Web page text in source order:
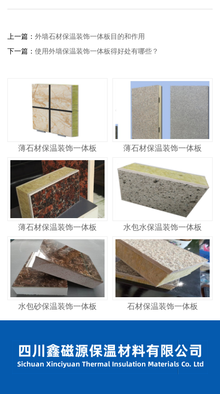
上一篇： 外墙石材保温装饰一体板目的和作用
下一篇： 使用外墙保温装饰一体板得好处有哪些？
薄石材保温装饰一体板 薄石材保温装饰一体板
薄石材保温装饰一体板 水包水保温装饰一体板
水包砂保温装饰一体板 石材保温装饰一体板